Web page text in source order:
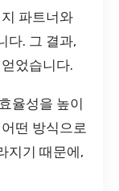
파트너와
다. 그 결과,
었습니다.
율성을 높이
떤 방식으로
지기 때문에,